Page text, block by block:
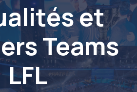
et
Teams
LFL